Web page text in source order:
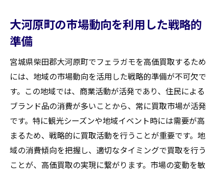
る
提案
フェラガモの新しい価値を引き出すための
ヒント
大河原町の買取イベントを活用した販促方
法
地域の文化とフェラガモの融合による新た
な価値創造
大河原町の市場動向を利用した戦略的
準備
宮城県柴田郡大河原町でフェラガモを高価買取するため
には、地域の市場動向を活用した戦略的準備が不可欠で
す。この地域では、商業活動が活発であり、住民による
ブランド品の消費が多いことから、常に買取市場が活発
です。特に観光シーズンや地域イベント時には需要が高
まるため、戦略的に買取活動を行うことが重要です。地
域の消費傾向を把握し、適切なタイミングで買取を行う
ことが、高価買取の実現に繋がります。市場の変動を敏